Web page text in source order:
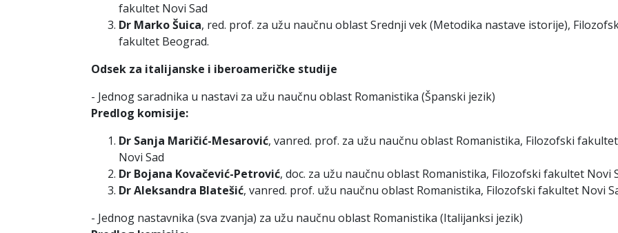
fakultet Novi Sad
Dr Marko Šuica, red. prof. za užu naučnu oblast Srednji vek (Metodika nastave istorije),
fakultet Beograd.
Odsek za italijanske i iberoameričke studije
- Jednog saradnika u nastavi za užu naučnu oblast Romanistika (Španski jezik)
Predlog komisije:
Dr Sanja Maričić-Mesarović, vanred. prof. za užu naučnu oblast Romanistika, Filozofski fakultet
Novi Sad
Dr Bojana Kovačević-Petrović, doc. za užu naučnu oblast Romanistika, Filozofski fakultet Novi
Dr Aleksandra Blatešić, vanred. prof. užu naučnu oblast Romanistika, Filozofski fakultet Novi
- Jednog nastavnika (sva zvanja) za užu naučnu oblast Romanistika (Italijanksi jezik)